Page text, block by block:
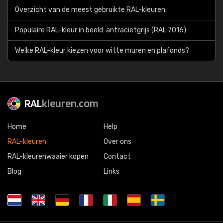
Overzicht van de meest gebruikte RAL-kleuren
Populaire RAL-kleur in beeld: antracietgrijs (RAL 7016)
Welke RAL-kleur kiezen voor witte muren en plafonds?
RALkleuren.com
Home
RAL-kleuren
RAL-kleurenwaaier kopen
Blog
Help
Over ons
Contact
Links